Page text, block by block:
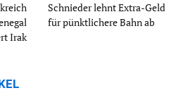
Irak
Schnieder lehnt Extra-Geld
für pünktlichere Bahn ab